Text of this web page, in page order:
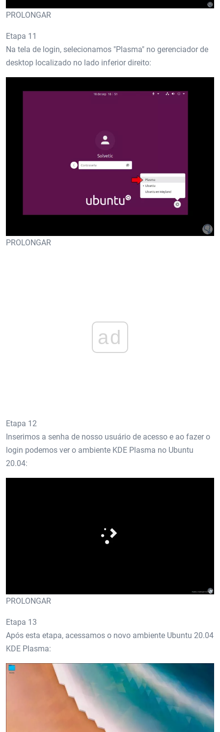
PROLONGAR
Etapa 11
Na tela de login, selecionamos "Plasma" no gerenciador de
desktop localizado no lado inferior direito:
PROLONGAR
ad
Etapa 12
Inserimos a senha de nosso usuário de acesso e ao fazer o
login podemos ver o ambiente KDE Plasma no Ubuntu
20.04:
PROLONGAR
Etapa 13
Após esta etapa, acessamos o novo ambiente Ubuntu 20.04
KDE Plasma: